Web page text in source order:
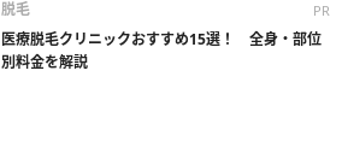
脱毛 PR
医療脱毛クリニックおすすめ15選！ 全身・部位
別料金を解説